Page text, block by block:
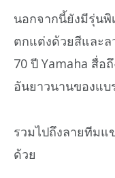
นอกจากนี้ยังมีรุ่นพิ
ตกแต่งด้วยสีและล
70 ปี Yamaha สื่อ
อันยาวนานของแบ
รวมไปถึงลายทีมแ
ด้วย